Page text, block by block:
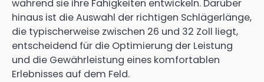
während sie ihre Fähigkeiten entwickeln. Darüber
hinaus ist die Auswahl der richtigen Schlägerlänge,
die typischerweise zwischen 26 und 32 Zoll liegt,
entscheidend für die Optimierung der Leistung
und die Gewährleistung eines komfortablen
Erlebnisses auf dem Feld.